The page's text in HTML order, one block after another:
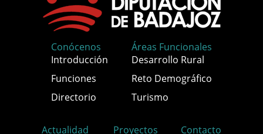
Conócenos
Introducción
Funciones
Directorio
Áreas Funcionales
Desarrollo Rural
Reto Demográfico
Turismo
Actualidad Proyectos Contacto